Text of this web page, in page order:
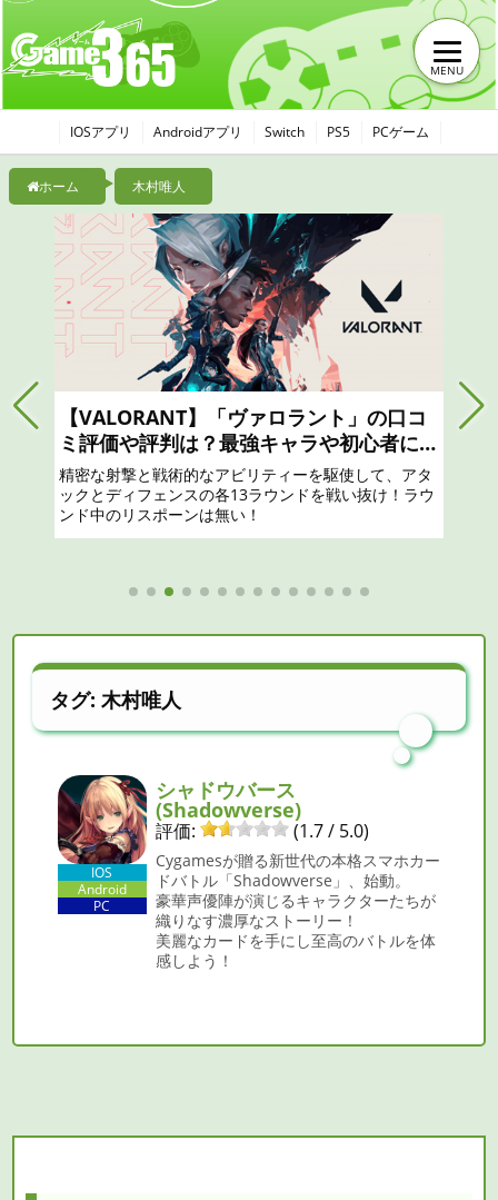
MENU
IOSアプリ Androidアプリ Switch PS5 PCゲーム
ホーム 木村唯人
【モンハンナウ】モンスターハンターNo
wは面白い？つまらない？おすすめのガチ
ャは？最強リセマラのやり方と序盤攻略、
口コミ、レビュー評価、評判
リアル狩猟解禁！ 「モンスターハンター」の世界から
現実世界に突如現れたモンスターたちに立ち向かえ！
凝縮されたモンスターハンター体験を！一狩りいこう
ぜ！
タグ:木村唯人
IOS
Android
PC
シャドウバース
(Shadowverse)
評価: (1.7 / 5.0)
Cygamesが贈る新世代の本格スマホカー
ドバトル「Shadowverse」、始動。
豪華声優陣が演じるキャラクターたちが
織りなす濃厚なストーリー！
美麗なカードを手にし至高のバトルを体
感しよう！